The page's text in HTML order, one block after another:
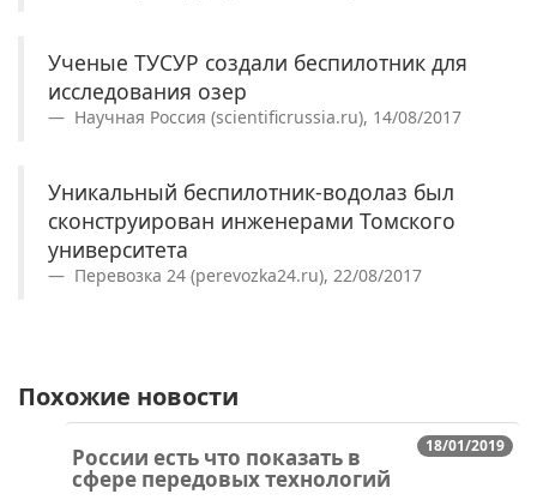
Ученые ТУСУР создали беспилотник для
исследования озер
Научная Россия (scientificrussia.ru), 14/08/2017
Уникальный беспилотник-водолаз был
сконструирован инженерами Томского
университета
Перевозка 24 (perevozka24.ru), 22/08/2017
Похожие новости
18/01/2019
России есть что показать в
сфере передовых технологий